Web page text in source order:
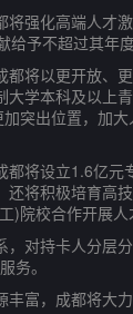
化高端人才
予不超过其年
以更开放、更
学本科及以上
突出位置，加
设立1.6亿元
将积极培育高
院校合作开展人
持卡人分层
务。
，成都将大力